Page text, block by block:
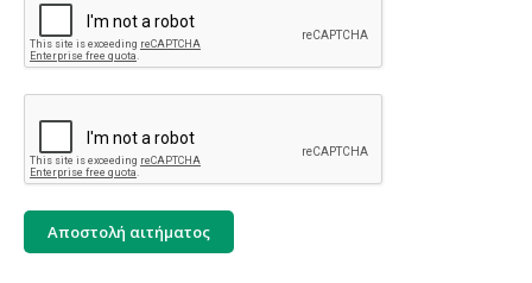
Αποστολή αιτήματος